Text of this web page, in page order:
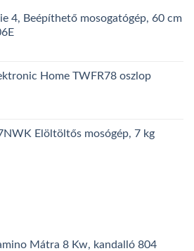
4, Beépíthető mosogatógép, 60 cm
Home TWFR78 oszlop
Elöltöltős mosógép, 7 kg
Mátra 8 Kw, kandalló 804